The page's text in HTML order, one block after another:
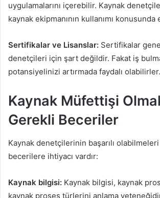
uygulamalarını içerebilir. Kaynak
kaynak ekipmanının kullanımı
Sertifikalar ve Lisanslar: Sertifikalar
denetçileri için şart değildir. Fakat iş
potansiyelinizi artırmada faydalı olabilirler.
Kaynak Müfettişi
Gerekli Beceriler
Kaynak denetçilerinin başarılı olabilmeleri
becerilere ihtiyacı vardır:
Kaynak bilgisi: Kaynak bilgisi, kaynak
kaynak proses türlerini anlama